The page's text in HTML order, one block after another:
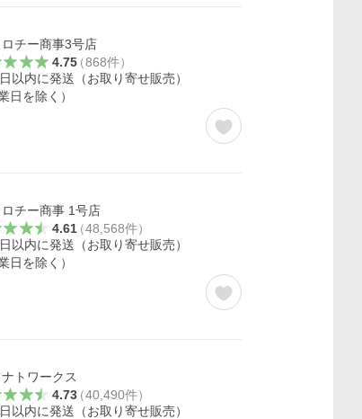
ロチー商事3号店
4.75（868件）
以内に発送（お取り寄せ販売）
日を除く）
ロチー商事 1号店
4.61（48,568件）
以内に発送（お取り寄せ販売）
日を除く）
ナトワークス
4.73（40,490件）
以内に発送（お取り寄せ販売）